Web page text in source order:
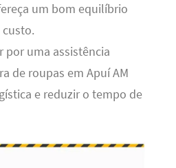
um bom equilíbrio
por uma assistência
de roupas em Apuí AM
e reduzir o tempo de